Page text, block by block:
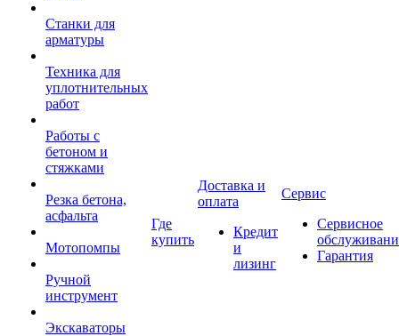
Станки для
арматуры
Техника для
уплотнительных
работ
Работы с
бетоном и
стяжками
Резка бетона,
асфальта
Мотопомпы
Ручной
инструмент
Экскаваторы
Где
купить
Доставка и
оплата
Кредит
и
лизинг
Сервис
Сервисное
Гарантия